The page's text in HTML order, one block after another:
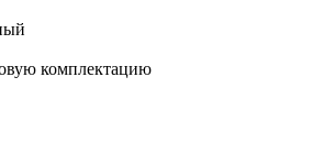
комплектацию